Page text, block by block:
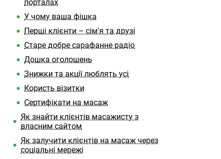
порталах
У чому ваша фішка
Перші клієнти – сім'я та друзі
Старе добре сарафанне радіо
Дошка оголошень
Знижки та акції люблять усі
Користь візитки
Сертифікати на масаж
Як знайти клієнтів масажисту з
власним сайтом
Як залучити клієнтів на масаж через
соціальні мережі